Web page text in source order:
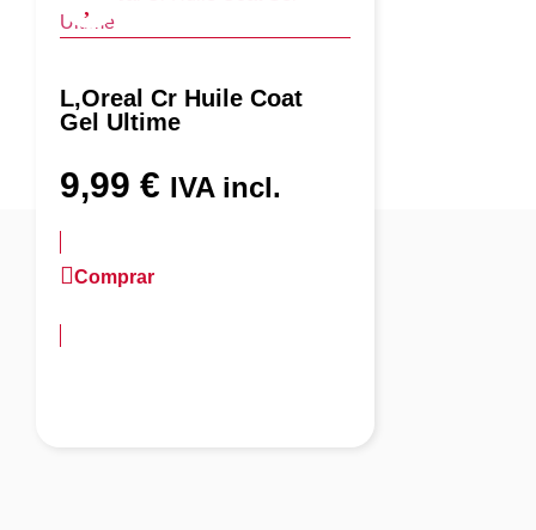
L,Oreal Cr Huile Coat
Gel Ultime
9,99 € IVA incl.
Comprar